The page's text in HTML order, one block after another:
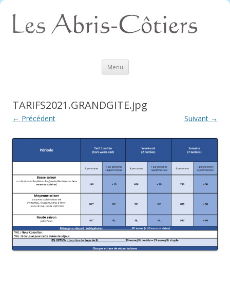
Menu Aller
contenu
TARIFS2021.GRANDGITE.jpg
← Précédent Suivant →